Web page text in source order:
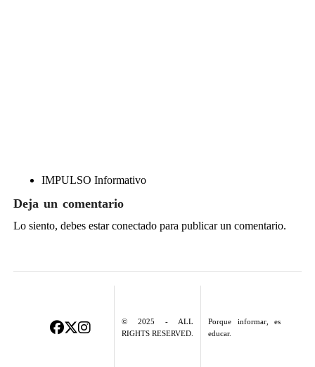
IMPULSO Informativo
Deja un comentario
Lo siento, debes estarconectadopara publicar un comentario.
© 2025 - ALL
RIGHTS RESERVED.
Porque informar, es
educar.